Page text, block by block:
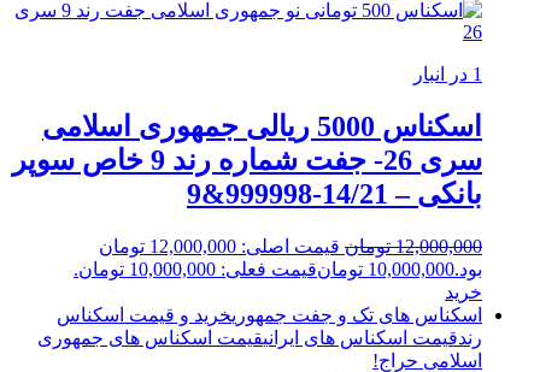
1 در انبار
اسکناس 5000 ریالی جمهوری اسلامی
سری 26- جفت شماره رند 9 خاص سوپر
بانکی – 14/21-999998&9
12,000,000 تومان
قیمت اصلی: 12,000,000 تومان
بود.10,000,000 تومانقیمت فعلی: 10,000,000 تومان.
خرید
اسکناس های تک و جفت جمهوریخرید و قیمت اسکناس
رندقیمت اسکناس های ایرانیقیمت اسکناس های جمهوری
اسلامی حراج!